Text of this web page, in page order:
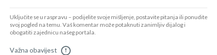
Uključite se u raspravu – podijelite svoje mišljenje, postavite pitanja ili ponudite
svoj pogled na temu. Vaš komentar može potaknuti zanimljiv dijalog i
obogatiti zajednicu našeg portala.
Važna obavijest !